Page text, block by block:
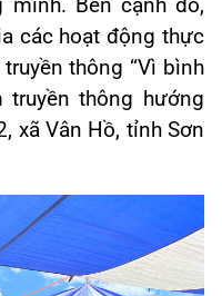
minh. Bên cạnh đó,
các hoạt động thực
thông “Vì bình
truyền thông hướng
xã Vân Hồ, tỉnh Sơn